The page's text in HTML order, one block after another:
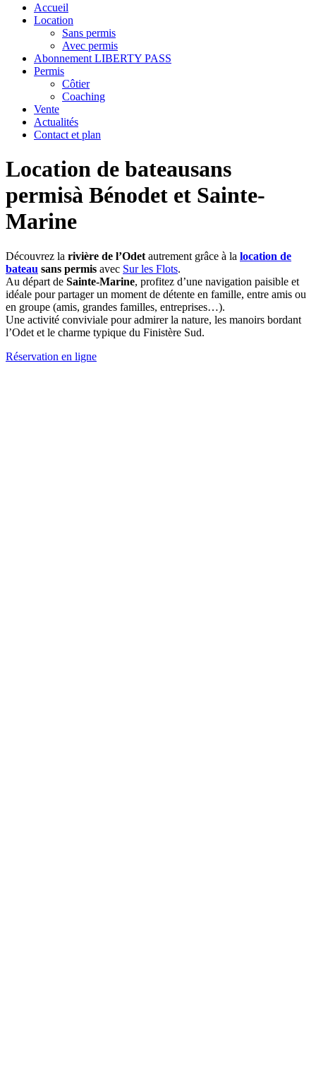
Accueil
Location
Sans permis
Avec permis
Abonnement LIBERTY PASS
Permis
Côtier
Coaching
Vente
Actualités
Contact et plan
Location de bateausans
permisà Bénodet et Sainte-
Marine
Découvrez la rivière de l’Odet autrement grâce à la location de
bateau sans permis avec Sur les Flots.
Au départ de Sainte-Marine, profitez d’une navigation paisible et
idéale pour partager un moment de détente en famille, entre amis ou
en groupe (amis, grandes familles, entreprises…).
Une activité conviviale pour admirer la nature, les manoirs bordant
l’Odet et le charme typique du Finistère Sud.
Réservation en ligne